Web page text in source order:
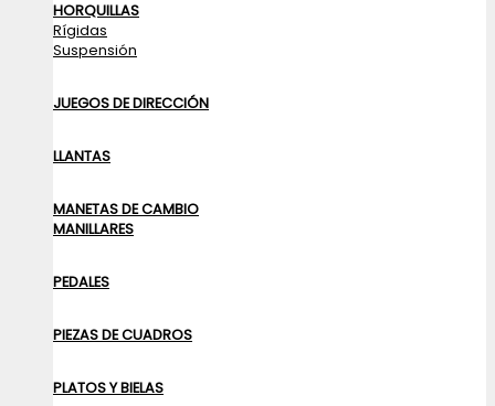
HORQUILLAS
Rígidas
Suspensión
JUEGOS DE DIRECCIÓN
LLANTAS
MANETAS DE CAMBIO
MANILLARES
PEDALES
PIEZAS DE CUADROS
PLATOS Y BIELAS